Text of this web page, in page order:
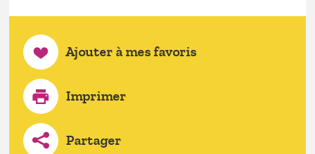
Ajouter à mes favoris
Imprimer
Partager